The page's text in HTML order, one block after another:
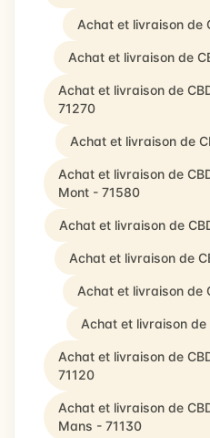
Achat et livraison de
Achat et livraison de
Achat et livraison de
71270
Achat et livraison de
Achat et livraison de
Mont - 71580
Achat et livraison de
Achat et livraison de
Achat et livraison de
Achat et livraison de
Achat et livraison de
71120
Achat et livraison de
Mans - 71130